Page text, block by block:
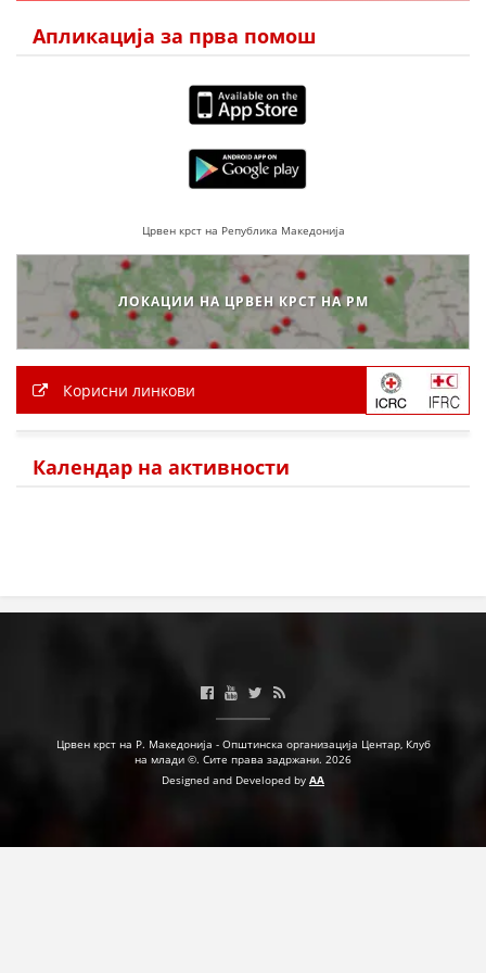
СТРАТЕГИИ
ЕДУКАТИВНО ИНФОРМАТИВНИ МАТЕРИЈАЛИ
ПОСТЕРИ
ПРЕЗЕНТАЦИИ
Апликација за прва помош
Црвен крст на Република Македонија
ЛОКАЦИИ НА ЦРВЕН КРСТ НА РМ
Корисни линкови
Календар на активности
Црвен крст на Р. Македонија - Општинска организација Центар, Клуб
на млади ©. Сите права задржани. 2026
Designed and Developed by AA